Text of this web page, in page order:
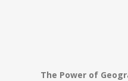
The Power of